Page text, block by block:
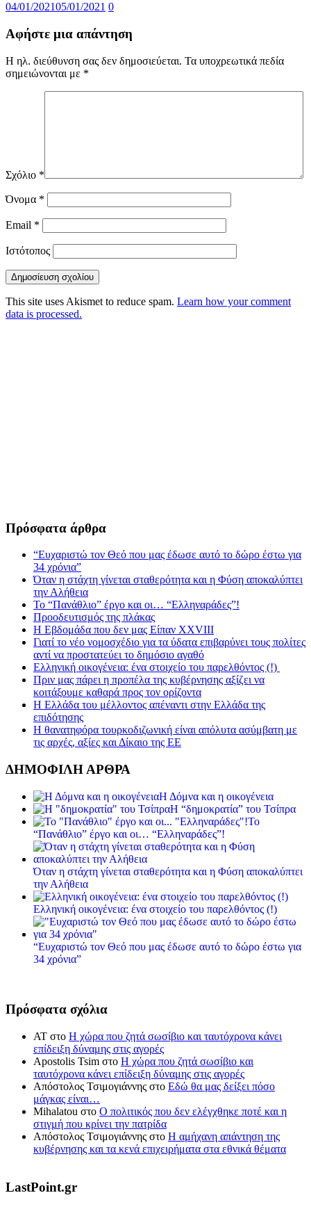
04/01/202105/01/2021 0
Αφήστε μια απάντηση
Η ηλ. διεύθυνση σας δεν δημοσιεύεται. Τα υποχρεωτικά πεδία
σημειώνονται με *
Σχόλιο *
Όνομα *
Email *
Ιστότοπος
This site uses Akismet to reduce spam. Learn how your comment
data is processed.
Πρόσφατα άρθρα
“Ευχαριστώ τον Θεό που μας έδωσε αυτό το δώρο έστω για
34 χρόνια”
Όταν η στάχτη γίνεται σταθερότητα και η Φύση αποκαλύπτει
την Αλήθεια
Το “Πανάθλιο” έργο και οι… “Ελληναράδες”!
Προοδευτισμός της πλάκας
Η Εβδομάδα που δεν μας Είπαν XXVIII
Γιατί το νέο νομοσχέδιο για τα ύδατα επιβαρύνει τους πολίτες
αντί να προστατεύει το δημόσιο αγαθό
Ελληνική οικογένεια: ένα στοιχείο του παρελθόντος (!)
Πριν μας πάρει η προπέλα της κυβέρνησης αξίζει να
κοιτάξουμε καθαρά προς τον ορίζοντα
Η Ελλάδα του μέλλοντος απέναντι στην Ελλάδα της
επιδότησης
Η θανατηφόρα τουρκοδιζωνική είναι απόλυτα ασύμβατη με
τις αρχές, αξίες και Δίκαιο της ΕΕ
ΔΗΜΟΦΙΛΗ ΑΡΘΡΑ
Η Δόμνα και η οικογένεια
Η “δημοκρατία” του Τσίπρα
Το
“Πανάθλιο” έργο και οι… “Ελληναράδες”!
Όταν η στάχτη γίνεται σταθερότητα και η Φύση αποκαλύπτει
την Αλήθεια
Ελληνική οικογένεια: ένα στοιχείο του παρελθόντος (!)
“Ευχαριστώ τον Θεό που μας έδωσε αυτό το δώρο έστω για
34 χρόνια”
Πρόσφατα σχόλια
ΑΤ στο Η χώρα που ζητά σωσίβιο και ταυτόχρονα κάνει
επίδειξη δύναμης στις αγορές
Apostolis Tsim στο Η χώρα που ζητά σωσίβιο και
ταυτόχρονα κάνει επίδειξη δύναμης στις αγορές
Απόστολος Τσιμογιάννης στο Εδώ θα μας δείξει πόσο
μάγκας είναι…
Mihalatou στο Ο πολιτικός που δεν ελέγχθηκε ποτέ και η
στιγμή που κρίνει την πατρίδα
Απόστολος Τσιμογιάννης στο Η αμήχανη απάντηση της
κυβέρνησης και τα κενά επιχειρήματα στα εθνικά θέματα
LastPoint.gr